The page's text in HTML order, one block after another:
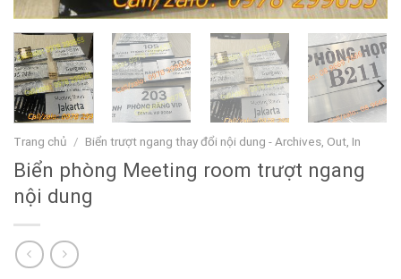
Trang chủ / Biển trượt ngang thay đổi nội dung - Archives, Out, In
Biển phòng Meeting room trượt ngang
nội dung